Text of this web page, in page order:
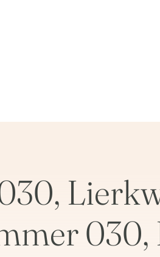
030,